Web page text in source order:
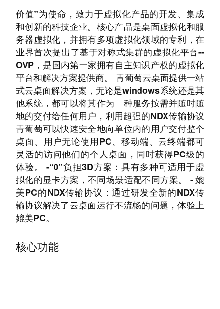
价值”为使命，致力于虚拟化产品的开发、集成
和创新的科技企业。核心产品是桌面虚拟化和服
务器虚拟化，并拥有多项虚拟化领域的专利，在
业界首次提出了基于对称式集群的虚拟化平台--
OVP，是国内第一家拥有自主知识产权的虚拟化
平台和解决方案提供商。 青葡萄云桌面提供一站
式云桌面解决方案，无论是windows系统还是其
他系统，都可以将其作为一种服务按需并随时随
地的交付给任何用户，利用超强的NDX传输协议
青葡萄可以快速安全地向单位内的用户交付整个
桌面、用户无论使用PC、移动端、云终端都可
灵活的访问他们的个人桌面，同时获得PC级的
体验。 -“0”负担3D方案：具有多种可适用于虚
拟化的显卡方案，不同场景适配不同方案。 - 媲
美PC的NDX传输协议：通过研发全新的NDX传
输协议解决了云桌面运行不流畅的问题，体验上
媲美PC。
核心功能